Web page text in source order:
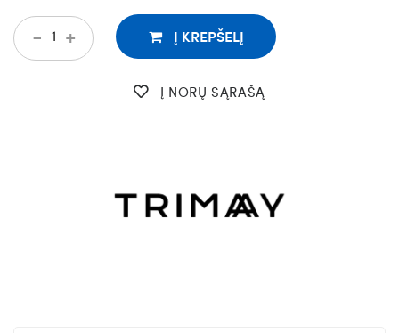
+
- Į KREPŠELĮ
Į NORŲ SĄRAŠĄ